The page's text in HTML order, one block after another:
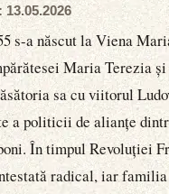
s-a născut la Viena
Maria Terezia
sa cu viitorul
a politicii de alianțe
În timpul Revoluției
radical, iar